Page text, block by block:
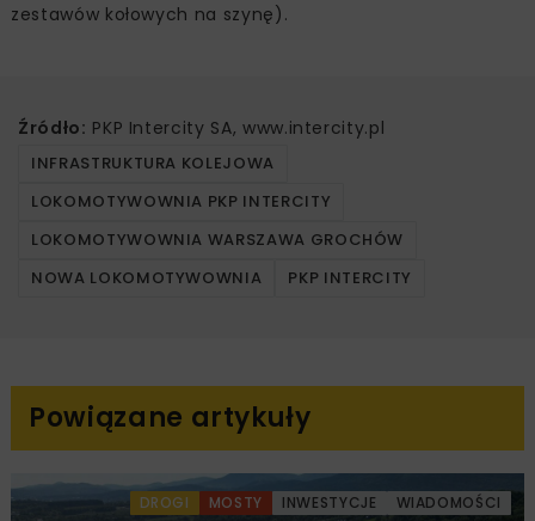
zestawów kołowych na szynę).
Źródło: PKP Intercity SA, www.intercity.pl
INFRASTRUKTURA KOLEJOWA
LOKOMOTYWOWNIA PKP INTERCITY
LOKOMOTYWOWNIA WARSZAWA GROCHÓW
NOWA LOKOMOTYWOWNIA
PKP INTERCITY
Powiązane artykuły
DROGI MOSTY INWESTYCJE WIADOMOŚCI